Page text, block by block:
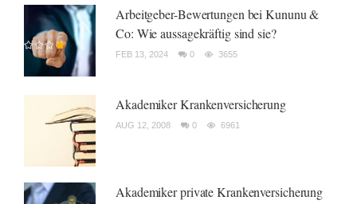
Arbeitgeber-Bewertungen bei Kununu &
Co: Wie aussagekräftig sind sie?
FEB 13, 2024 0 3655
Akademiker Krankenversicherung
AUG 12, 2008 0 6961
Akademiker private Krankenversicherung